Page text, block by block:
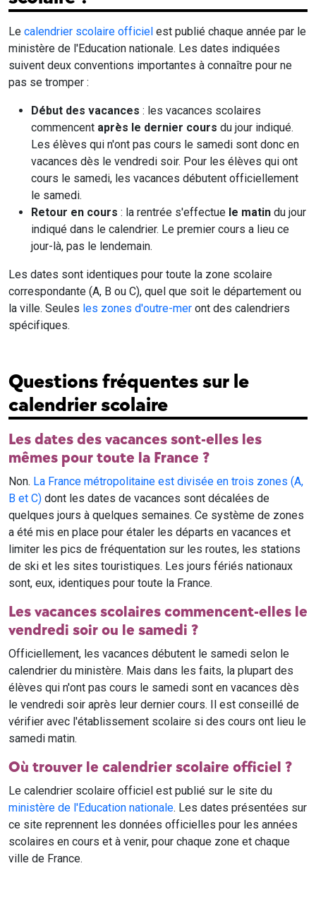
Le calendrier scolaire officiel est publié chaque année par le
ministère de l'Education nationale. Les dates indiquées
suivent deux conventions importantes à connaître pour ne
pas se tromper :
Début des vacances : les vacances scolaires
commencent après le dernier cours du jour indiqué.
Les élèves qui n'ont pas cours le samedi sont donc en
vacances dès le vendredi soir. Pour les élèves qui ont
cours le samedi, les vacances débutent officiellement
le samedi.
Retour en cours : la rentrée s'effectue le matin du jour
indiqué dans le calendrier. Le premier cours a lieu ce
jour-là, pas le lendemain.
Les dates sont identiques pour toute la zone scolaire
correspondante (A, B ou C), quel que soit le département ou
la ville. Seules les zones d'outre-mer ont des calendriers
spécifiques.
Questions fréquentes sur le
calendrier scolaire
Les dates des vacances sont-elles les
mêmes pour toute la France ?
Non. La France métropolitaine est divisée en trois zones (A,
B et C) dont les dates de vacances sont décalées de
quelques jours à quelques semaines. Ce système de zones
a été mis en place pour étaler les départs en vacances et
limiter les pics de fréquentation sur les routes, les stations
de ski et les sites touristiques. Les jours fériés nationaux
sont, eux, identiques pour toute la France.
Les vacances scolaires commencent-elles le
vendredi soir ou le samedi ?
Officiellement, les vacances débutent le samedi selon le
calendrier du ministère. Mais dans les faits, la plupart des
élèves qui n'ont pas cours le samedi sont en vacances dès
le vendredi soir après leur dernier cours. Il est conseillé de
vérifier avec l'établissement scolaire si des cours ont lieu le
samedi matin.
Où trouver le calendrier scolaire officiel ?
Le calendrier scolaire officiel est publié sur le site du
ministère de l'Education nationale. Les dates présentées sur
ce site reprennent les données officielles pour les années
scolaires en cours et à venir, pour chaque zone et chaque
ville de France.